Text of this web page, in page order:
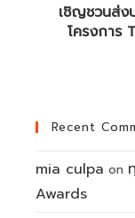
เชิญชวนส่ง
โครงการ
Recent
mia culpa on
Awards